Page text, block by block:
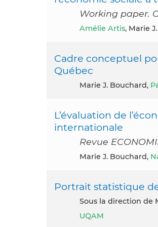
Working paper.
Amélie Artis, Marie
Cadre conceptuel
Québec
Marie J. Bouchard,
L’évaluation de
internationale
Revue
Marie J. Bouchard,
Portrait statistique
Sous la direction de
UQAM